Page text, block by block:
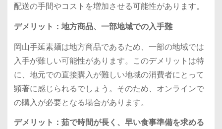
配送の手間やコストを増加させる可能性があります。
デメリット：地方商品、一部地域での入手難
岡山手延素麺は地方商品であるため、一部の地域では
入手が難しい可能性があります。このデメリットは特
に、地元での直接購入が難しい地域の消費者にとって
顕著に感じられるでしょう。そのため、オンラインで
の購入が必要となる場合があります。
デメリット：茹で時間が長く、早い食事準備を求める